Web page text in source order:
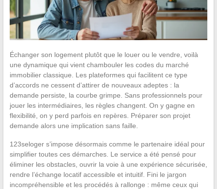
Échanger son logement plutôt que le louer ou le vendre, voilà
une dynamique qui vient chambouler les codes du marché
immobilier classique. Les plateformes qui facilitent ce type
d’accords ne cessent d’attirer de nouveaux adeptes : la
demande persiste, la courbe grimpe. Sans professionnels pour
jouer les intermédiaires, les règles changent. On y gagne en
flexibilité, on y perd parfois en repères. Préparer son projet
demande alors une implication sans faille.
123seloger s’impose désormais comme le partenaire idéal pour
simplifier toutes ces démarches. Le service a été pensé pour
éliminer les obstacles, ouvrir la voie à une expérience sécurisée,
rendre l’échange locatif accessible et intuitif. Fini le jargon
incompréhensible et les procédés à rallonge : même ceux qui